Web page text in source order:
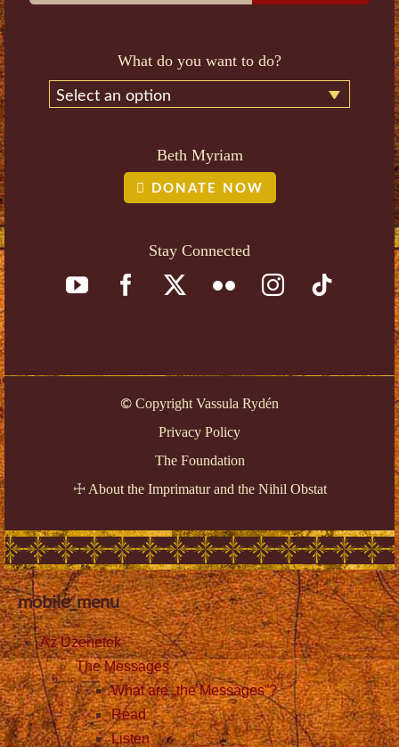
What do you want to do?
Select an option
Beth Myriam
DONATE NOW
Stay Connected
© Copyright Vassula Rydén
Privacy Policy
The Foundation
☩ About the Imprimatur and the Nihil Obstat
mobile_menu
Az Üzenetek
The Messages
What are „the Messages”?
Read
Listen